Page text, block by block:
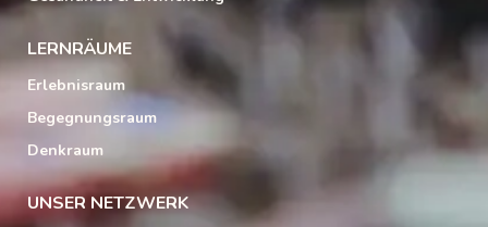
LERNRÄUME
Erlebnisraum
Begegnungsraum
Denkraum
UNSER NETZWERK